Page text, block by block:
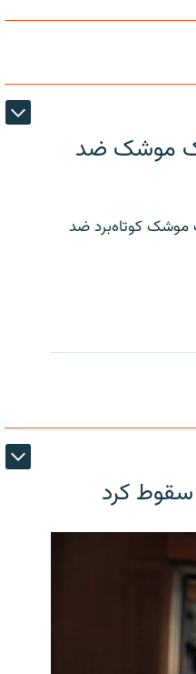
یک موشک ضد
موشک کوتاه‌برد ضد